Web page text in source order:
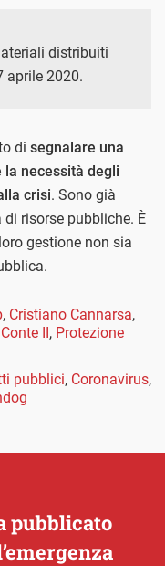
distribuiti
aprile 2020.
di segnalare una
la necessità degli
crisi. Sono già
risorse pubbliche. È
gestione non sia
, Cristiano Cannarsa,
II, Protezione
pubblici, Coronavirus,
pubblicato